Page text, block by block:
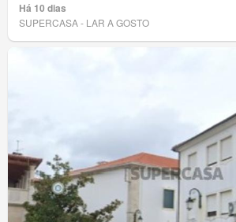
Há 10 dias
SUPERCASA - LAR A GOSTO